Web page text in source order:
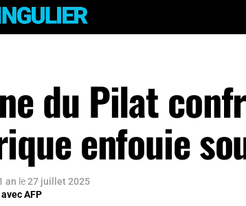
du Pilat
enfouie
an le27 juillet 2025
AFP